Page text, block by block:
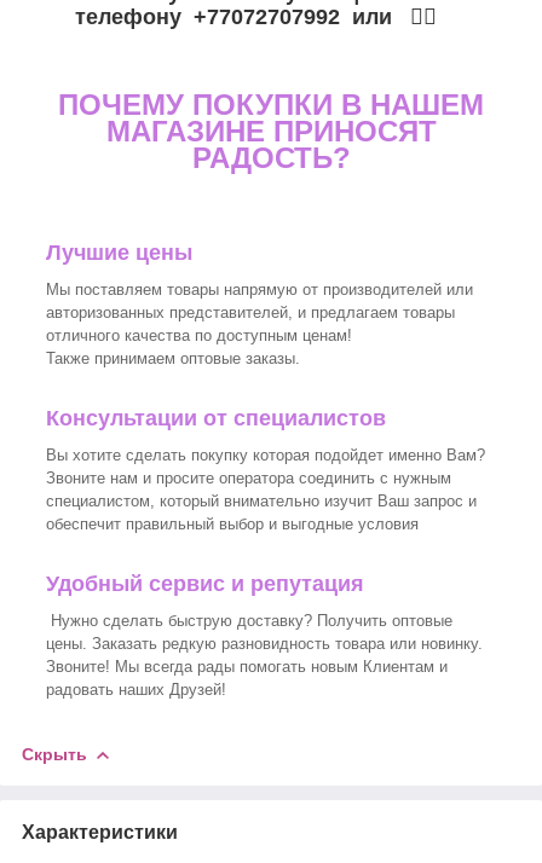
телефону +77072707992 или 👉🏼
ПОЧЕМУ ПОКУПКИ В НАШЕМ
МАГАЗИНЕ ПРИНОСЯТ
РАДОСТЬ?
Лучшие цены
Мы поставляем товары напрямую от производителей или
авторизованных представителей, и предлагаем товары
отличного качества по доступным ценам!
Также принимаем оптовые заказы.
Консультации от специалистов
Вы хотите сделать покупку которая подойдет именно Вам?
Звоните нам и просите оператора соединить с нужным
специалистом, который внимательно изучит Ваш запрос и
обеспечит правильный выбор и выгодные условия
Удобный сервис и репутация
Нужно сделать быструю доставку? Получить оптовые
цены. Заказать редкую разновидность товара или новинку.
Звоните! Мы всегда рады помогать новым Клиентам и
радовать наших Друзей!
Скрыть
Характеристики